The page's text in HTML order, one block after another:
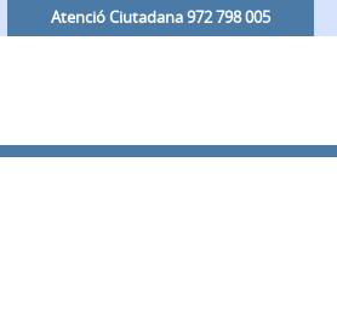
Atenció Ciutadana 972 798 005